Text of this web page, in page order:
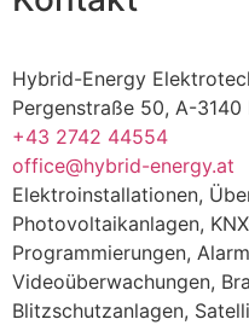
Hybrid-Energy
Pergenstraße 50, A-
+43 2742 44554
office@hybrid-energy.at
Elektroinstallationen,
Photovoltaikanlagen,
Programmierungen,
Videoüberwachungen,
Blitzschutzanlagen,